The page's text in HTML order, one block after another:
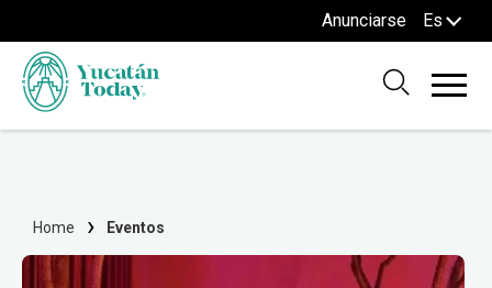
Anunciarse Es
Home Eventos